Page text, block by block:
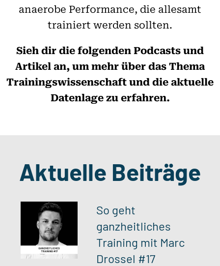
anaerobe Performance, die allesamt
trainiert werden sollten.
Sieh dir die folgenden Podcasts und
Artikel an, um mehr über das Thema
Trainingswissenschaft und die aktuelle
Datenlage zu erfahren.
Aktuelle Beiträge​
So geht
ganzheitliches
Training mit Marc
Drossel #17​